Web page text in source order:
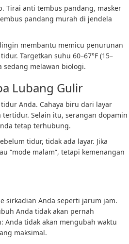
Tirai anti tembus pandang, masker
pandang murah di jendela
membantu memicu penurunan
Targetkan suhu 60–67°F (15–
sedang melawan biologi.
Lubang Gulir
Anda. Cahaya biru dari layar
Selain itu, serangan dopamin
tetap terhubung.
tidur, tidak ada layar. Jika
“mode malam”, tetapi kemenangan
sirkadian Anda seperti jarum jam.
Anda tidak akan pernah
Anda tidak akan mengubah waktu
maksimal.